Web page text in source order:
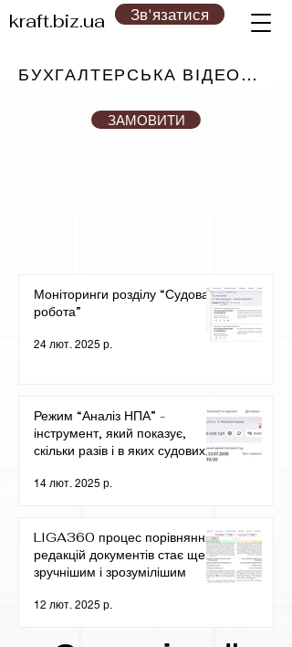
kraft.biz.ua Зв'язатися
БУХГАЛТЕРСЬКА ВІДЕОПЛАТФОРМА №1
ЗАМОВИТИ
Моніторинги розділу “Судова
робота”
24 лют. 2025 р.
Режим “Аналіз НПА” -
інструмент, який показує,
скільки разів і в яких судових
нормативно-правові акти.
14 лют. 2025 р.
LIGA360 процес порівняння
редакцій документів стає ще
зручнішим і зрозумілішим
12 лют. 2025 р.